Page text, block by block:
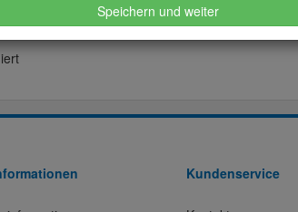
Kundenservice
Speichern und weiter